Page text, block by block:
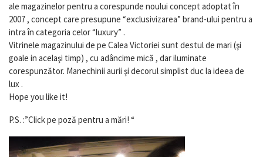
ale magazinelor pentru a corespunde noului concept adoptat în
2007 , concept care presupune “exclusivizarea” brand-ului pentru a
intra în categoria celor “luxury” .
Vitrinele magazinului de pe Calea Victoriei sunt destul de mari (şi
goale in acelaşi timp) , cu adâncime mică , dar iluminate
corespunzător. Manechinii aurii şi decorul simplist duc la ideea de
lux .
Hope you like it!
P.S. :”Click pe poză pentru a mări! “